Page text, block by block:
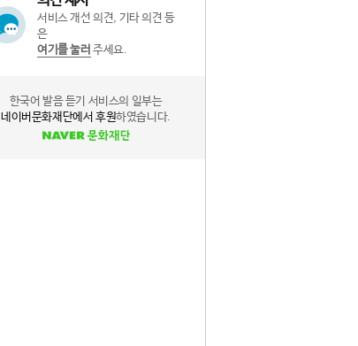
서비스 개선 의견, 기타 의견 등
은
여기를 눌러 주세요.
한국어 발음 듣기 서비스의 일부는
네이버문화재단에서 후원하였습니다.